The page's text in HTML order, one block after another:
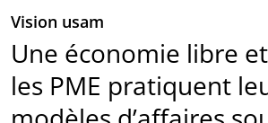
Vision usam
Une économie libre
les PME pratiquent